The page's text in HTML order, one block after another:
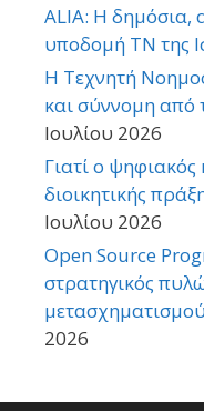
ALIA: Η δημόσια,
υποδομή ΤΝ της
Η Τεχνητή
και σύννομη από
Ιουλίου 2026
Γιατί ο
διοικητικής
Ιουλίου 2026
Open Source
στρατηγικός
2026